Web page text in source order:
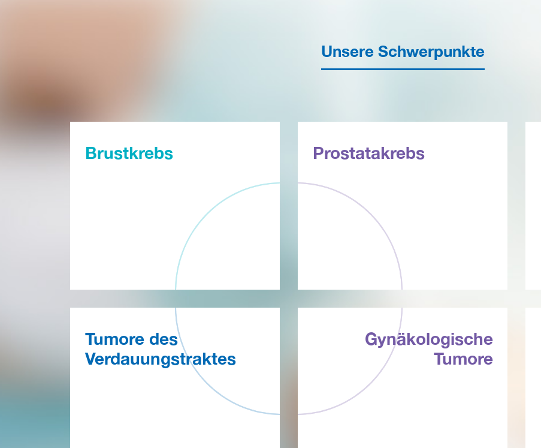
Unsere Schwerpunkte
Brustkrebs Prostatakrebs
Tumore des
Verdauungstraktes
Gynäkologische
Tumore